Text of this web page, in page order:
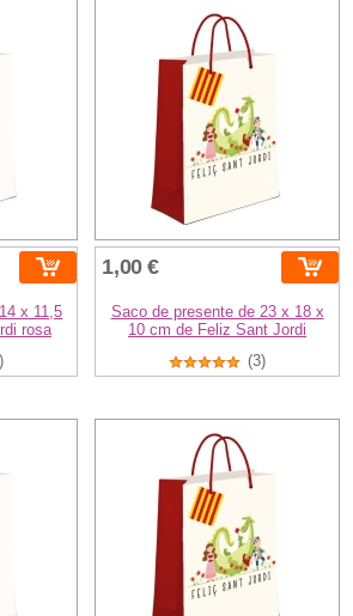
x 11,5
rosa
1,00 €
Saco de presente de 23 x 18 x
10 cm de Feliz Sant Jordi
(3)